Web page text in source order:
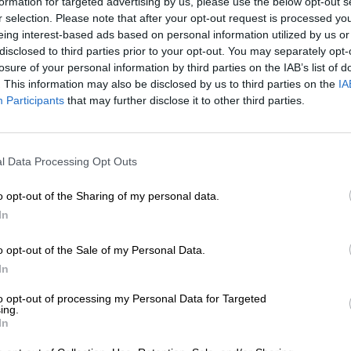
selection. Please note that after your opt-out request is processed
interest-based ads based on personal information utilized by us
to third parties prior to your opt-out. You may separately
of your personal information by third parties on the IAB’s list of
This information may also be disclosed by us to third parties on the
Participants that may further disclose it to other third parties.
Data Processing Opt Outs
opt-out of the Sharing of my personal data.
opt-out of the Sale of my Personal Data.
opt-out of processing my Personal Data for Targeted
* Les prix incluent la TVA légale. PlusLivraison plusDépôt€
* Les prix incluent les droits d’accise
Description Info Critiques
Style de bière : Imperial Baltic Porter, noix de coco et
Les fondamentalistes et la loi bavaroise sur la pureté
brassée qu’à partir de quatre ingrédients. Le
trinité et, selon eux, rien de ce qui contient ne serait-ce
bière. Nous respectons ce point de vue, mais nous
grande partie de leur liberté d’action. Bien sûr, vous
de malt et choisir parmi une grande variété de
certaines limites. Les brasseurs artisanaux ont les
produisent une gamme de bières différentes en
classiques, insolites, non conventionnelles, terre-à-
Un bon exemple de leur désir d’expérimenter avec